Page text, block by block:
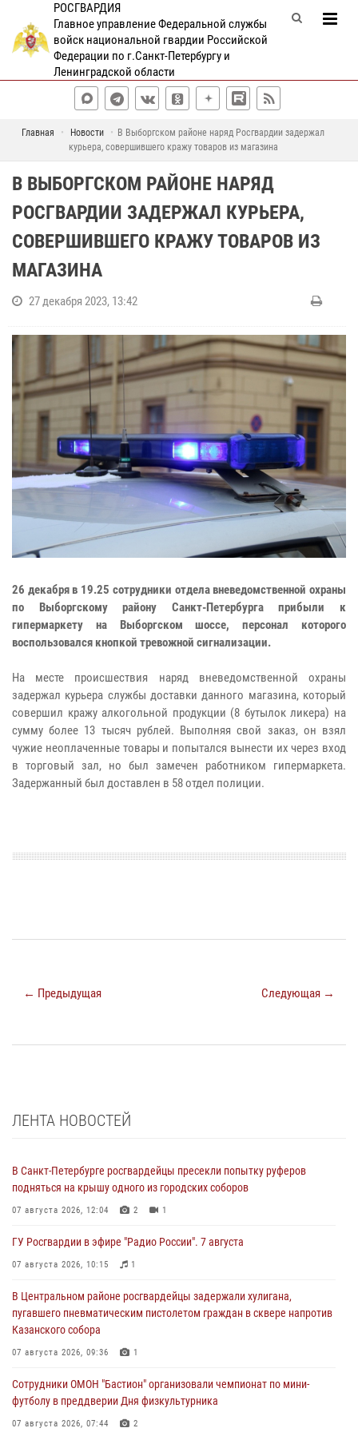
РОСГВАРДИЯ
Главное управление Федеральной службы
войск национальной гвардии Российской
Федерации по г.Санкт-Петербургу и
Ленинградской области
Главная Новости
В Выборгском районе наряд Росгвардии задержал
курьера, совершившего кражу товаров из магазина
В ВЫБОРГСКОМ РАЙОНЕ НАРЯД
РОСГВАРДИИ ЗАДЕРЖАЛ КУРЬЕРА,
СОВЕРШИВШЕГО КРАЖУ ТОВАРОВ ИЗ
МАГАЗИНА
27 декабря 2023, 13:42
26 декабря в 19.25 сотрудники отдела вневедомственной охраны
по Выборгскому району Санкт-Петербурга прибыли к
гипермаркету на Выборгском шоссе, персонал которого
воспользовался кнопкой тревожной сигнализации.
На месте происшествия наряд вневедомственной охраны
задержал курьера службы доставки данного магазина, который
совершил кражу алкогольной продукции (8 бутылок ликера) на
сумму более 13 тысяч рублей. Выполняя свой заказ, он взял
чужие неоплаченные товары и попытался вынести их через вход
в торговый зал, но был замечен работником гипермаркета.
Задержанный был доставлен в 58 отдел полиции.​​​​​​​
← Предыдущая Следующая →
ЛЕНТА НОВОСТЕЙ
В Санкт-Петербурге росгвардейцы пресекли попытку руферов
подняться на крышу одного из городских соборов
07 августа 2026, 12:04 2 1
ГУ Росгвардии в эфире "Радио России". 7 августа
07 августа 2026, 10:15 1
В Центральном районе росгвардейцы задержали хулигана,
пугавшего пневматическим пистолетом граждан в сквере напротив
Казанского собора
07 августа 2026, 09:36 1
Сотрудники ОМОН "Бастион" организовали чемпионат по мини-
футболу в преддверии Дня физкультурника
07 августа 2026, 07:44 2